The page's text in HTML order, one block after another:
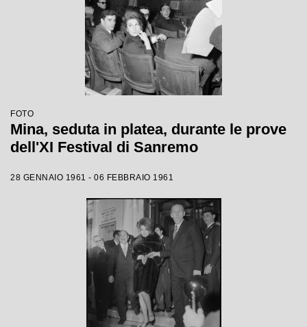
FOTO
Mina, seduta in platea, durante le prove
dell'XI Festival di Sanremo
28 GENNAIO 1961 - 06 FEBBRAIO 1961